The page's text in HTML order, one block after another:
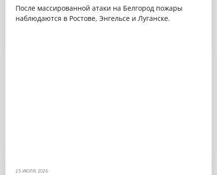
После массированной атаки на Белгород пожары
наблюдаются в Ростове, Энгельсе и Луганске.
25 ИЮЛЯ, 2026